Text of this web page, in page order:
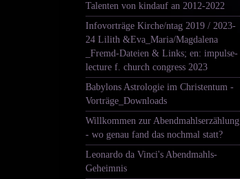
Talenten von kindauf an 2012-2022
Infovorträge Kirche/ntag 2019 / 2023-
24 Lilith &Eva_Maria/Magdalena
_Fremd-Dateien & Links; en: impulse-
lecture f. church congress 2023
Babylons Astrologie im Christentum -
Vorträge_Downloads
Willkommen zur Abendmahlserzählung
- wo genau fand das nochmal statt?
Leonardo da Vinci's Abendmahls-
Geheimnis